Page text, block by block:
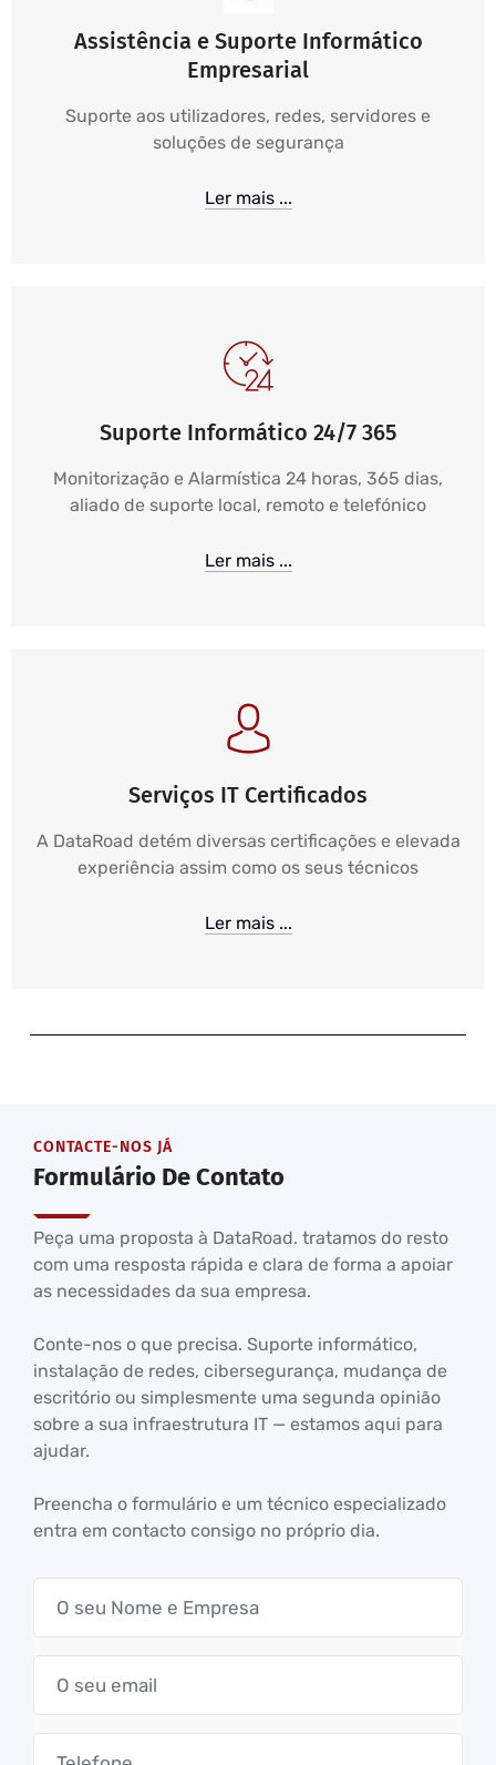
Assistência e Suporte Informático
Empresarial
Suporte aos utilizadores, redes, servidores e
soluções de segurança
Ler mais ...
Suporte Informático 24/7 365
Monitorização e Alarmística 24 horas, 365 dias,
aliado de suporte local, remoto e telefónico
Ler mais ...
Serviços IT Certificados
A DataRoad detém diversas certificações e elevada
experiência assim como os seus técnicos
Ler mais ...
CONTACTE-NOS JÁ
Formulário De Contato
Peça uma proposta à DataRoad. tratamos do resto
com uma resposta rápida e clara de forma a apoiar
as necessidades da sua empresa.
Conte-nos o que precisa. Suporte informático,
instalação de redes, cibersegurança, mudança de
escritório ou simplesmente uma segunda opinião
sobre a sua infraestrutura IT — estamos aqui para
ajudar.
Preencha o formulário e um técnico especializado
entra em contacto consigo no próprio dia.